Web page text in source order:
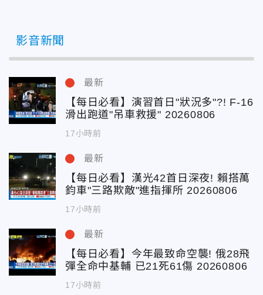
影音新聞
最新
【每日必看】演習首日"狀況多"?! F-16
滑出跑道"吊車救援" 20260806
17小時前
最新
【每日必看】漢光42首日深夜! 賴搭萬
鈞車"三路欺敵"進指揮所 20260806
17小時前
最新
【每日必看】今年最致命空襲! 俄28飛
彈全命中基輔 已21死61傷 20260806
17小時前